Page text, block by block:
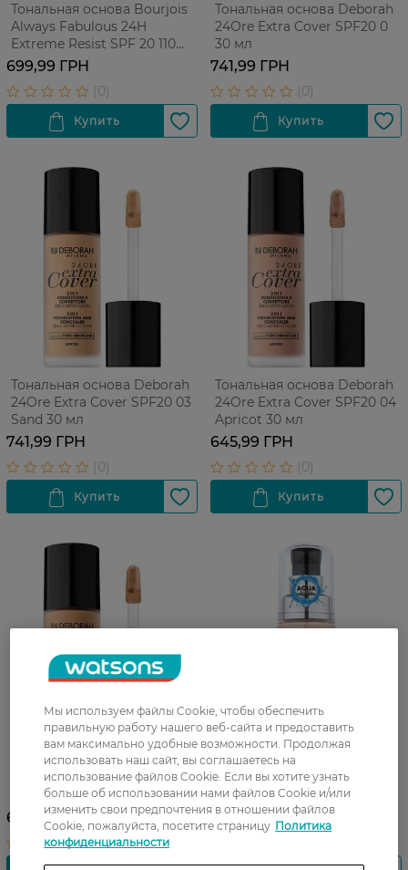
Тональная основа Bourjois
Always Fabulous 24H
Extreme Resist SPF 20 110
Light Vanilla 30 мл
699,99 ГРН
Тональная основа Deborah
24Ore Extra Cover SPF20 0
30 мл
741,99 ГРН
Тональная основа Deborah
24Ore Extra Cover SPF20 03
Sand 30 мл
741,99 ГРН
Тональная основа Deborah
24Ore Extra Cover SPF20 04
Apricot 30 мл
645,99 ГРН
Тональная основа Deborah
24Ore Extra Cover SPF20 05
Amber 30 мл
645,99 ГРН
Тональная основа Deborah
24Ore Nude Perfect
Foundation SPF 20 0 Fair
Rose 30 мл
645,99 ГРН
Мы используем файлы Cookie, чтобы обеспечить
правильную работу нашего веб-сайта и предоставить
вам максимально удобные возможности. Продолжая
использовать наш сайт, вы соглашаетесь на
использование файлов Cookie. Если вы хотите узнать
больше об использовании нами файлов Cookie и/или
изменить свои предпочтения в отношении файлов
Cookie, пожалуйста, посетите страницу Политика
конфиденциальности